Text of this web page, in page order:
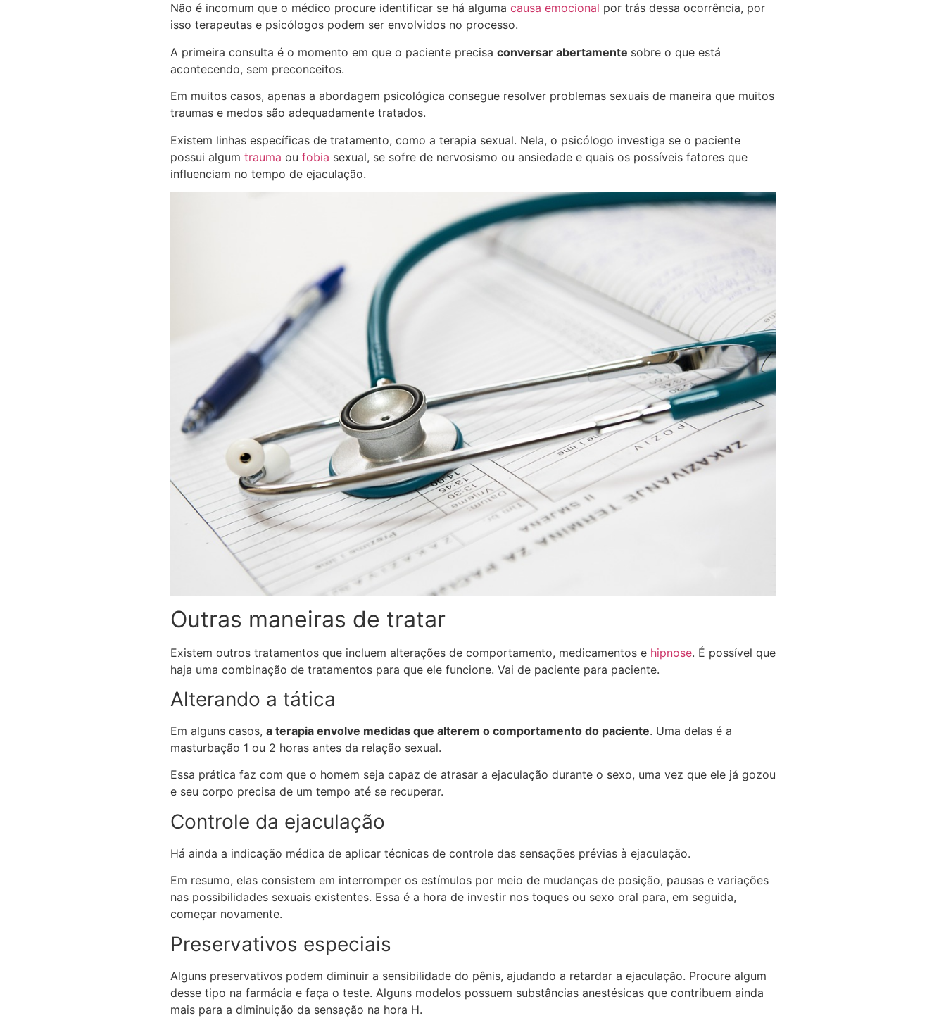
Não é incomum que o médico procure identificar se há alguma causa emocional por trás dessa ocorrência, por
isso terapeutas e psicólogos podem ser envolvidos no processo.
A primeira consulta é o momento em que o paciente precisa conversar abertamente sobre o que está
acontecendo, sem preconceitos.
Em muitos casos, apenas a abordagem psicológica consegue resolver problemas sexuais de maneira que muitos
traumas e medos são adequadamente tratados.
Existem linhas específicas de tratamento, como a terapia sexual. Nela, o psicólogo investiga se o paciente
possui algum trauma ou fobia sexual, se sofre de nervosismo ou ansiedade e quais os possíveis fatores que
influenciam no tempo de ejaculação.
Outras maneiras de tratar
Existem outros tratamentos que incluem alterações de comportamento, medicamentos e hipnose. É possível que
haja uma combinação de tratamentos para que ele funcione. Vai de paciente para paciente.
Alterando a tática
Em alguns casos, a terapia envolve medidas que alterem o comportamento do paciente. Uma delas é a
masturbação 1 ou 2 horas antes da relação sexual.
Essa prática faz com que o homem seja capaz de atrasar a ejaculação durante o sexo, uma vez que ele já gozou
e seu corpo precisa de um tempo até se recuperar.
Controle da ejaculação
Há ainda a indicação médica de aplicar técnicas de controle das sensações prévias à ejaculação.
Em resumo, elas consistem em interromper os estímulos por meio de mudanças de posição, pausas e variações
nas possibilidades sexuais existentes. Essa é a hora de investir nos toques ou sexo oral para, em seguida,
começar novamente.
Preservativos especiais
Alguns preservativos podem diminuir a sensibilidade do pênis, ajudando a retardar a ejaculação. Procure algum
desse tipo na farmácia e faça o teste. Alguns modelos possuem substâncias anestésicas que contribuem ainda
mais para a diminuição da sensação na hora H.